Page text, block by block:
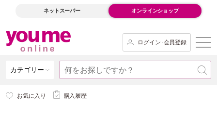
ネットスーパー オンラインショップ
ログイン･会員登録
カテゴリー
お気に入り 購入履歴